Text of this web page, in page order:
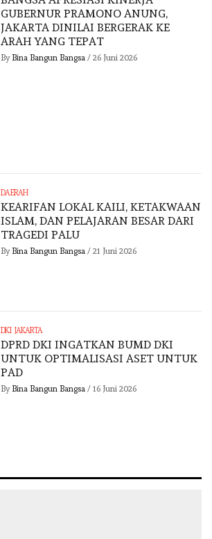
GUBERNUR PRAMONO ANUNG,
JAKARTA DINILAI BERGERAK KE
ARAH YANG TEPAT
By Bina Bangun Bangsa/ 26 Juni 2026
DAERAH
KEARIFAN LOKAL KAILI, KETAKWAAN
ISLAM, DAN PELAJARAN BESAR DARI
TRAGEDI PALU
By Bina Bangun Bangsa/ 21 Juni 2026
DKI JAKARTA
DPRD DKI INGATKAN BUMD DKI
UNTUK OPTIMALISASI ASET UNTUK
PAD
By Bina Bangun Bangsa/ 16 Juni 2026